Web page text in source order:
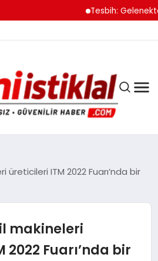
Tesbih: Gelenekten
ITM 2022 Fuarı’nda bir
makineleri
Fuarı’nda bir